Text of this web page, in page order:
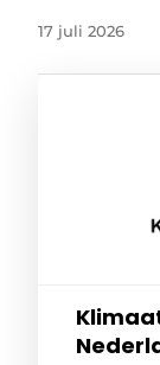
17 juli 2026